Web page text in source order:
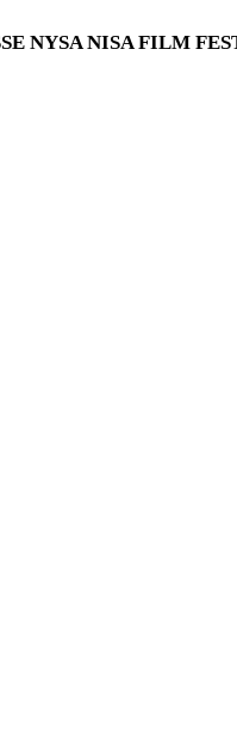
NYSA NISA FILM